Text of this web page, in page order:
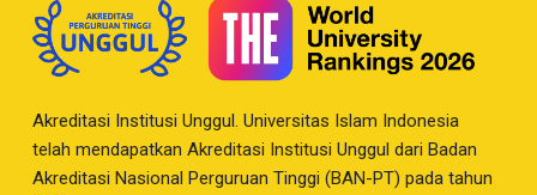
Akreditasi Institusi Unggul. Universitas Islam Indonesia
telah mendapatkan Akreditasi Institusi Unggul dari Badan
Akreditasi Nasional Perguruan Tinggi (BAN-PT) pada tahun